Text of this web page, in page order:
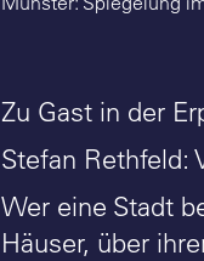
Zu Gast in der
Stefan Rethfeld:
Wer eine Stadt
Häuser, über